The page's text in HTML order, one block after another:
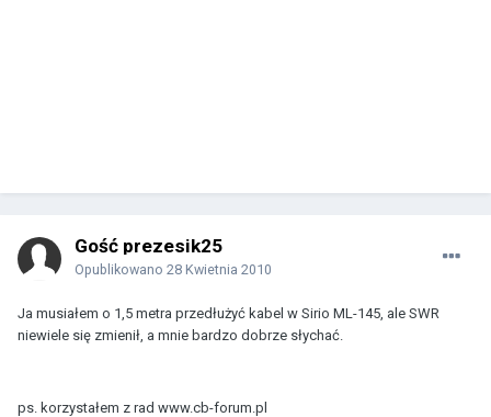
Gość prezesik25
Opublikowano 28 Kwietnia 2010
Ja musiałem o 1,5 metra przedłużyć kabel w Sirio ML-145, ale SWR
niewiele się zmienił, a mnie bardzo dobrze słychać.
ps. korzystałem z rad www.cb-forum.pl